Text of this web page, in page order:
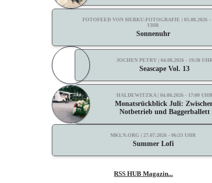
FOTOFEED VON HERKU-FOTOGRAFIE | 05.08.2026 -
UHR
Sonnenuhr
JOCHEN PETRY | 04.08.2026 - 19:38 UHR
Seascape Vol. 13
HALDEWITZKA | 04.08.2026 - 17:00 UHR
Monatsrückblick Juli:
Notbetrieb und Baggerballett
MKLN.ORG | 27.07.2026 - 06:33 UHR
Summer Lofi
RSS HUB Magazin...